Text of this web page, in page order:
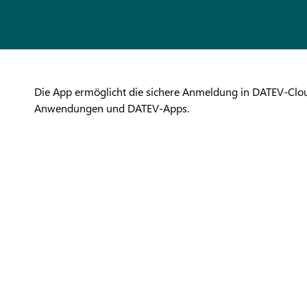
Die App ermöglicht die sichere Anmeldung in DATEV-
Anwendungen und DATEV-Apps.